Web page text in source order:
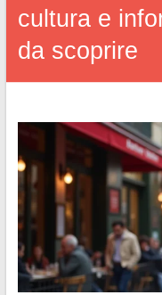
cultura e
da scoprire